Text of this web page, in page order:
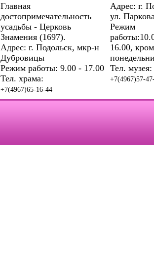
Главная
достопримечательность
усадьбы - Церковь
Знамения (1697).
Адрес: г. Подольск, мкр-н
Дубровицы
Режим работы: 9.00 - 17.00
Тел. храма:
+7(4967)65-16-44
Адрес: г.
ул.
Режим
16.00,
Тел. музея:
+7(4967)57-